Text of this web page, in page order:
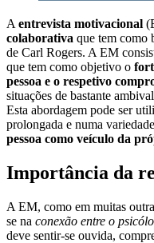
Aentrevista motivacional
colaborativa que tem como
de Carl Rogers. A EM
que tem como objetivo o
pessoa e o respetivo
situações de bastante
Esta abordagem pode ser
prolongada e numa
pessoa como veículo da
Importância da
A EM, como em muitas
se na conexão entre o
deve sentir-se ouvida,